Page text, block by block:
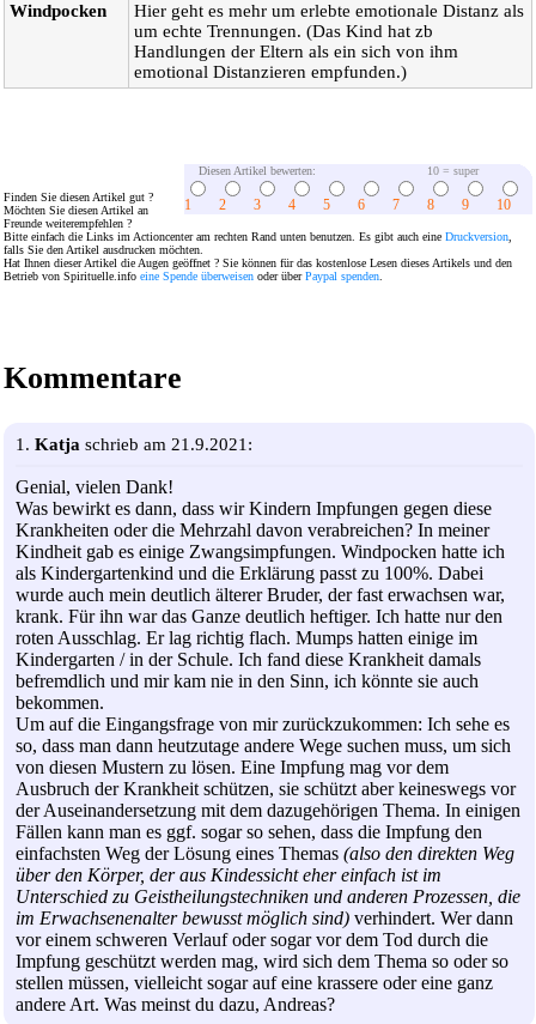
Windpocken
Hier geht es mehr um erlebte emotionale Distanz als
um echte Trennungen. (Das Kind hat zb
Handlungen der Eltern als ein sich von ihm
emotional Distanzieren empfunden.)
Diesen Artikel bewerten: 10 = super
1 2 3 4 5 6 7 8 9 10
Finden Sie diesen Artikel gut ?
Möchten Sie diesen Artikel an
Freunde weiterempfehlen ?
Bitte einfach die Links im Actioncenter am rechten Rand unten benutzen. Es gibt auch eine Druckversion,
falls Sie den Artikel ausdrucken möchten.
Hat Ihnen dieser Artikel die Augen geöffnet ? Sie können für das kostenlose Lesen dieses Artikels und den
Betrieb von Spirituelle.info eine Spende überweisen oder überPaypal spenden.
Kommentare
1. Katja schrieb am 21.9.2021:
Genial, vielen Dank!
Was bewirkt es dann, dass wir Kindern Impfungen gegen diese
Krankheiten oder die Mehrzahl davon verabreichen? In meiner
Kindheit gab es einige Zwangsimpfungen. Windpocken hatte ich
als Kindergartenkind und die Erklärung passt zu 100%. Dabei
wurde auch mein deutlich älterer Bruder, der fast erwachsen war,
krank. Für ihn war das Ganze deutlich heftiger. Ich hatte nur den
roten Ausschlag. Er lag richtig flach. Mumps hatten einige im
Kindergarten / in der Schule. Ich fand diese Krankheit damals
befremdlich und mir kam nie in den Sinn, ich könnte sie auch
bekommen.
Um auf die Eingangsfrage von mir zurückzukommen: Ich sehe es
so, dass man dann heutzutage andere Wege suchen muss, um sich
von diesen Mustern zu lösen. Eine Impfung mag vor dem
Ausbruch der Krankheit schützen, sie schützt aber keineswegs vor
der Auseinandersetzung mit dem dazugehörigen Thema. In einigen
Fällen kann man es ggf. sogar so sehen, dass die Impfung den
einfachsten Weg der Lösung eines Themas (also den direkten Weg
über den Körper, der aus Kindessicht eher einfach ist im
Unterschied zu Geistheilungstechniken und anderen Prozessen, die
im Erwachsenenalter bewusst möglich sind) verhindert. Wer dann
vor einem schweren Verlauf oder sogar vor dem Tod durch die
Impfung geschützt werden mag, wird sich dem Thema so oder so
stellen müssen, vielleicht sogar auf eine krassere oder eine ganz
andere Art. Was meinst du dazu, Andreas?